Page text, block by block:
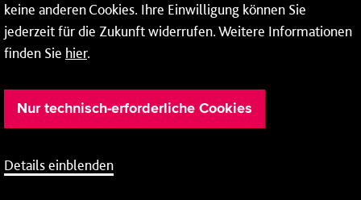
keine anderen Cookies. Ihre Einwilligung können Sie
jederzeit für die Zukunft widerrufen. Weitere Informationen
finden Sie hier.
Nur technisch-erforderliche Cookies
Details einblenden